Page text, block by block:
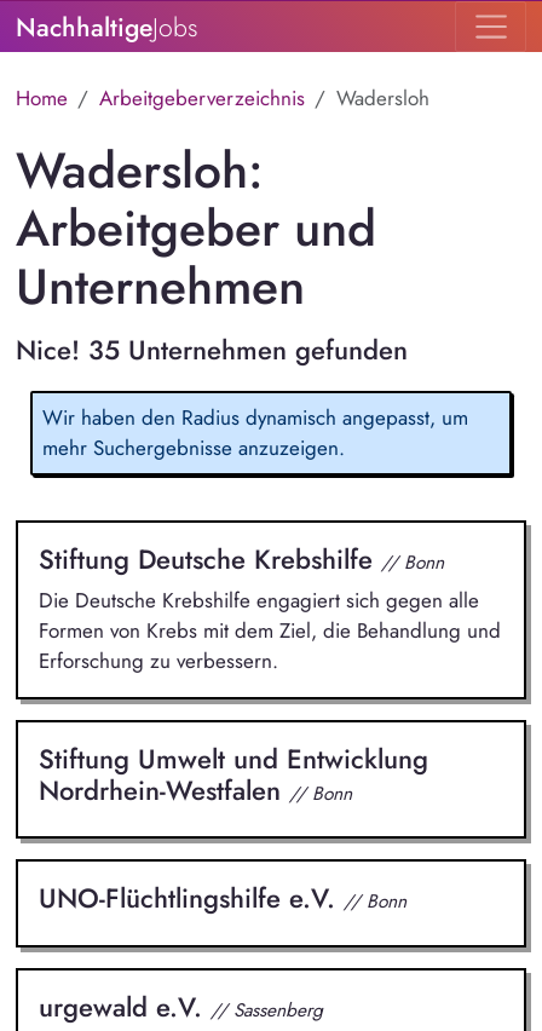
NachhaltigeJobs
Home Arbeitgeberverzeichnis Wadersloh
Wadersloh:
Arbeitgeber und
Unternehmen
Nice! 35 Unternehmen gefunden
Wir haben den Radius dynamisch angepasst, um
mehr Suchergebnisse anzuzeigen.
Stiftung Deutsche Krebshilfe // Bonn
Die Deutsche Krebshilfe engagiert sich gegen alle
Formen von Krebs mit dem Ziel, die Behandlung und
Erforschung zu verbessern.
Stiftung Umwelt und Entwicklung
Nordrhein-Westfalen // Bonn
UNO-Flüchtlingshilfe e.V. // Bonn
urgewald e.V. // Sassenberg